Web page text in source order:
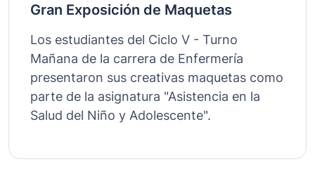
Gran Exposición de Maquetas
Los estudiantes del Ciclo V - Turno
Mañana de la carrera de Enfermería
presentaron sus creativas maquetas como
parte de la asignatura "Asistencia en la
Salud del Niño y Adolescente".